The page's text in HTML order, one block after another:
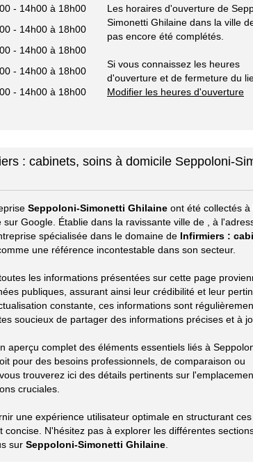
- 14h00 à 18h00
- 14h00 à 18h00
- 14h00 à 18h00
- 14h00 à 18h00
- 14h00 à 18h00
Les horaires d'ouverture de
Simonetti Ghilaine dans la ville
pas encore été complétés.
Si vous connaissez les heures
d'ouverture et de fermeture du
Modifier les heures d'ouverture
: cabinets, soins à domicile Seppoloni-
Seppoloni-Simonetti Ghilaine ont été collectés à
Google. Établie dans la ravissante ville de
, à
spécialisée dans le domaine de Infirmiers :
une référence incontestable dans son secteur.
les informations présentées sur cette page
publiques, assurant ainsi leur crédibilité et leur
constante, ces informations sont
soucieux de partager des informations précises et à
aperçu complet des éléments essentiels liés à
pour des besoins professionnels, de comparaison ou
trouverez ici des détails pertinents sur
cruciales.
une expérience utilisateur optimale en structurant ces
concise. N'hésitez pas à explorer les différentes
sur Seppoloni-Simonetti Ghilaine